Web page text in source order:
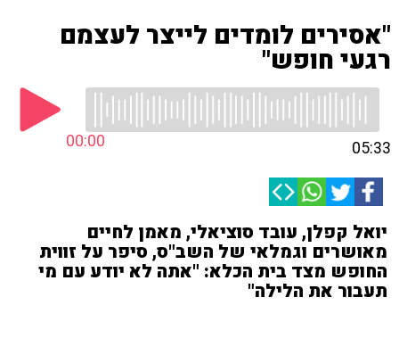
"אסירים לומדים לייצר לעצמם
רגעי חופש"
00:00 05:33
יואל קפלן, עובד סוציאלי, מאמן לחיים
מאושרים וגמלאי של השב"ס, סיפר על זווית
החופש מצד בית הכלא: "אתה לא יודע עם מי
תעבור את הלילה"